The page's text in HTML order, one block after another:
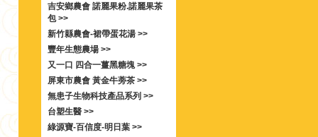
吉安鄉農會 諾麗果粉.諾麗果茶
包 >>
新竹縣農會-裙帶蛋花湯 >>
豐年生態農場 >>
又一口 四合一薑黑糖塊 >>
屏東市農會 黃金牛蒡茶 >>
無患子生物科技產品系列 >>
台塑生醫 >>
綠源寶-百信度-明日葉 >>